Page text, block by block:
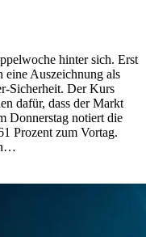
hinter sich. Erst
Auszeichnung als
Sicherheit. Der Kurs
dafür, dass der Markt
Donnerstag notiert die
Prozent zum Vortag.